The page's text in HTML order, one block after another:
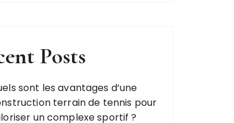
Posts
sont les avantages d’une
terrain de tennis pour
un complexe sportif ?